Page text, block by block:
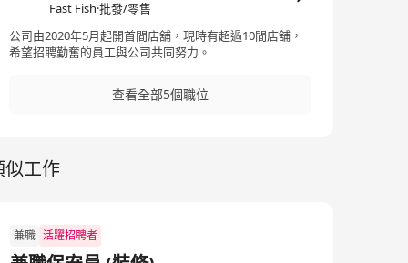
Fast Fish·批發/零售
公司由2020年5月起開首間店舖，現時有超過10間店舖，
希望招聘勤奮的員工與公司共同努力。
查看全部5個職位
似工作
兼職 活躍招聘者